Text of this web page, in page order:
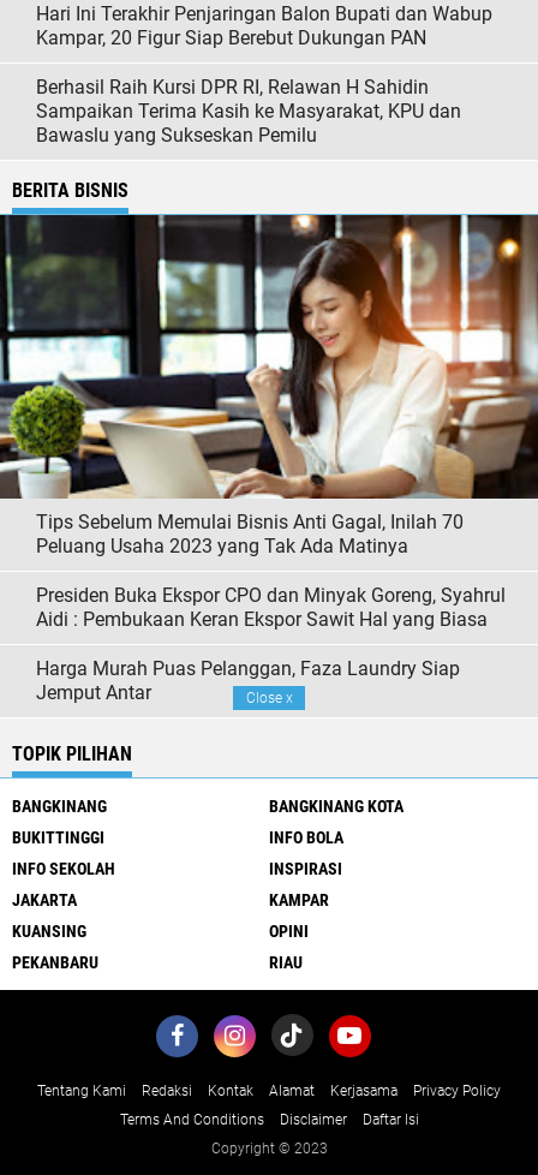
Hari Ini Terakhir Penjaringan Balon Bupati dan Wabup
Kampar, 20 Figur Siap Berebut Dukungan PAN
Berhasil Raih Kursi DPR RI, Relawan H Sahidin
Sampaikan Terima Kasih ke Masyarakat, KPU dan
Bawaslu yang Sukseskan Pemilu
BERITA BISNIS
Tips Sebelum Memulai Bisnis Anti Gagal, Inilah 70
Peluang Usaha 2023 yang Tak Ada Matinya
Presiden Buka Ekspor CPO dan Minyak Goreng, Syahrul
Aidi : Pembukaan Keran Ekspor Sawit Hal yang Biasa
Harga Murah Puas Pelanggan, Faza Laundry Siap
Jemput Antar
TOPIK PILIHAN
BANGKINANG
BANGKINANG KOTA
BUKITTINGGI
INFO BOLA
INFO SEKOLAH
INSPIRASI
JAKARTA
KAMPAR
KUANSING
OPINI
PEKANBARU
RIAU
Tentang Kami Redaksi Kontak Alamat Kerjasama
Privacy Policy
Terms And Conditions
Disclaimer
Daftar Isi
Copyright © 2023
Close x